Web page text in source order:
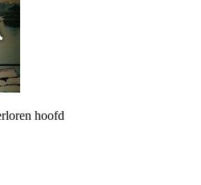
hoofd